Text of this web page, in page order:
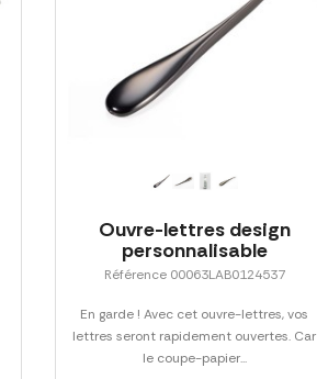
Ouvre-lettres design
personnalisable
Référence 00063LAB0124537
En garde ! Avec cet ouvre-lettres, vos
lettres seront rapidement ouvertes. Car
le coupe-papier...